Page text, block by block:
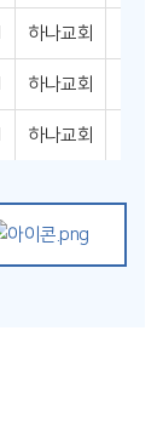
하나교회
하나교회
하나교회